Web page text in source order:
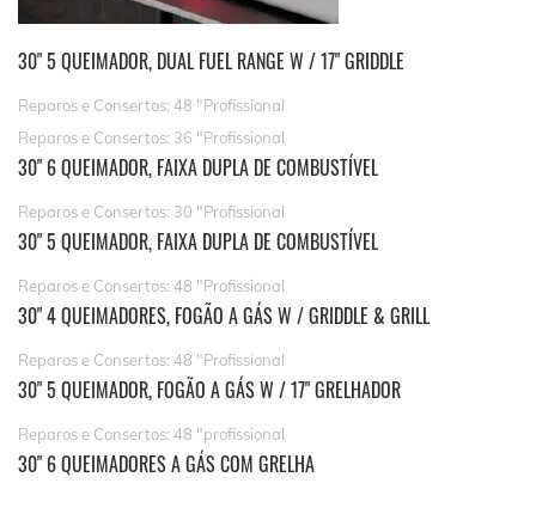
30" 5 QUEIMADOR, DUAL FUEL RANGE W / 17" GRIDDLE
Reparos e Consertos: 48 "Profissional
Reparos e Consertos: 36 "Profissional
30" 6 QUEIMADOR, FAIXA DUPLA DE COMBUSTÍVEL
Reparos e Consertos: 30 "Profissional
30" 5 QUEIMADOR, FAIXA DUPLA DE COMBUSTÍVEL
Reparos e Consertos: 48 "Profissional
30" 4 QUEIMADORES, FOGÃO A GÁS W / GRIDDLE & GRILL
Reparos e Consertos: 48 "Profissional
30" 5 QUEIMADOR, FOGÃO A GÁS W / 17" GRELHADOR
Reparos e Consertos: 48 "profissional
30" 6 QUEIMADORES A GÁS COM GRELHA